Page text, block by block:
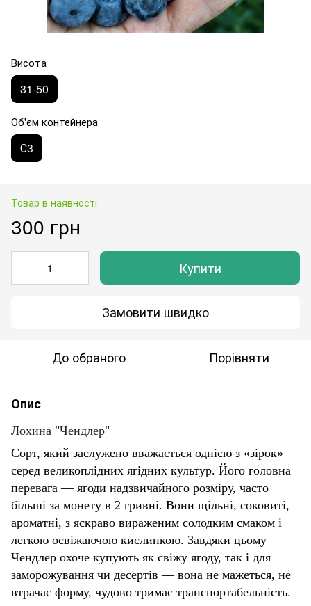
Висота
31-50
Об'єм контейнера
С3
Товар в наявності
300 грн
Купити
Замовити швидко
До обраного Порівняти
Опис
Лохина "Чендлер"
Сорт, який заслужено вважається однією з «зірок»
серед великоплідних ягідних культур. Його головна
перевага — ягоди надзвичайного розміру, часто
більші за монету в 2 гривні. Вони щільні, соковиті,
ароматні, з яскраво вираженим солодким смаком і
легкою освіжаючою кислинкою. Завдяки цьому
Чендлер охоче купують як свіжу ягоду, так і для
заморожування чи десертів — вона не мажеться, не
втрачає форму, чудово тримає транспортабельність.